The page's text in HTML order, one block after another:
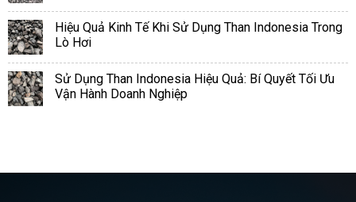
Hiệu Quả Kinh Tế Khi Sử Dụng Than Indonesia Trong
Lò Hơi
Sử Dụng Than Indonesia Hiệu Quả: Bí Quyết Tối Ưu
Vận Hành Doanh Nghiệp